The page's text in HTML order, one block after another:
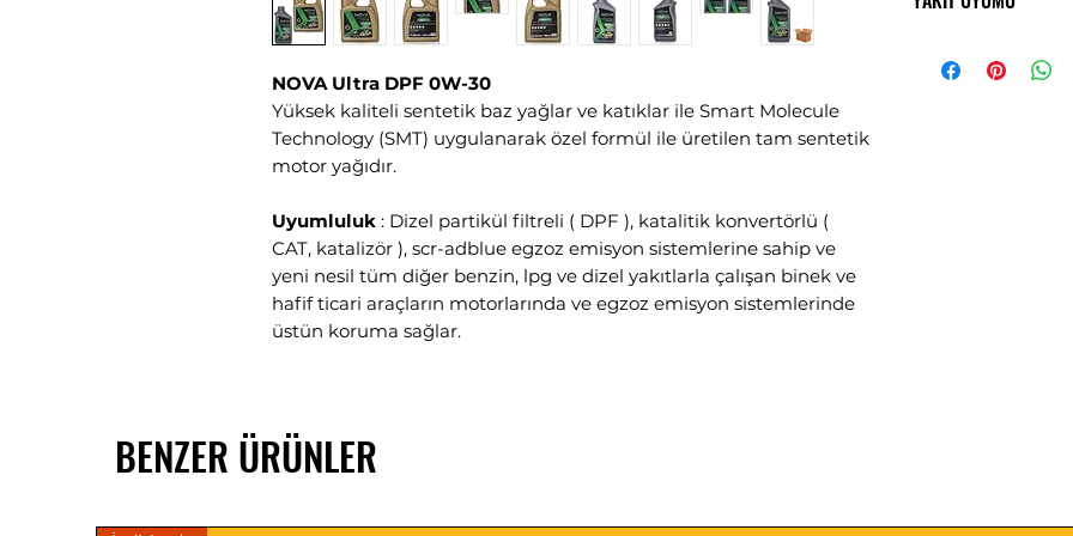
NOVA Ultra DPF 0W-30
Yüksek kaliteli sentetik baz yağlar ve katıklar ile Smart Molecule
Technology (SMT) uygulanarak özel formül ile üretilen tam sentetik
motor yağıdır.
Uyumluluk : Dizel partikül filtreli ( DPF ), katalitik konvertörlü (
CAT, katalizör ), scr-adblue egzoz emisyon sistemlerine sahip ve
yeni nesil tüm diğer benzin, lpg ve dizel yakıtlarla çalışan binek ve
hafif ticari araçların motorlarında ve egzoz emisyon sistemlerinde
üstün koruma sağlar.
yakınınızdaki atık toplama merkezine ücretsiz teslim edebilirsiniz.
Atık yağları çocuklardan uzak tutunuz.
Uyumluluklar / Onaylar / Performans:
FORD WSS-
GM DEXOS II
PSA B71 2290
Low Saps
Lpgli Araç
BENZER ÜRÜNLER